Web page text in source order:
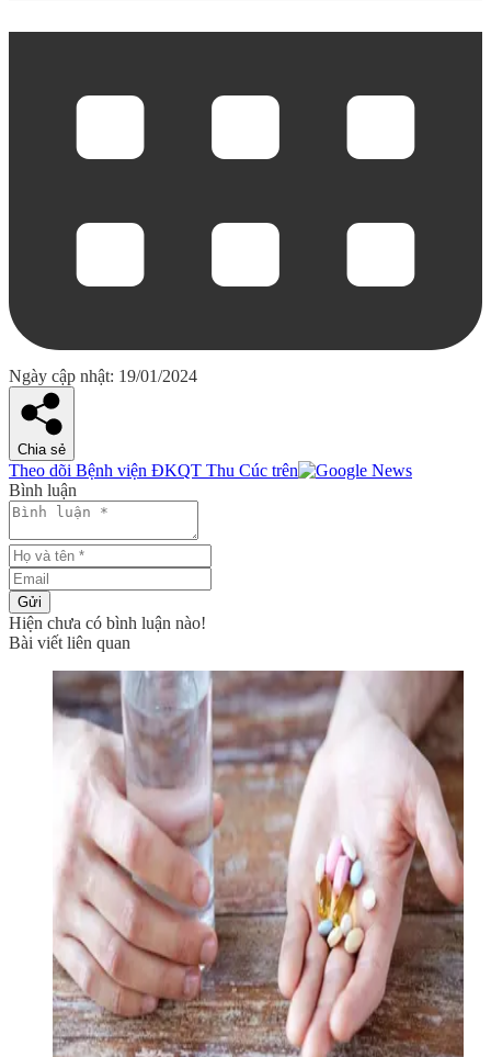
Ngày cập nhật: 19/01/2024
Chia sẻ
Theo dõi Bệnh viện ĐKQT Thu Cúc trên
Bình luận
Gửi
Hiện chưa có bình luận nào!
Bài viết liên quan